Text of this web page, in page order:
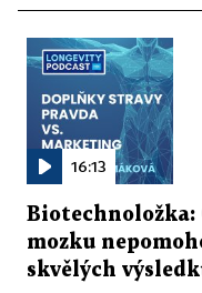
16:13
Biotechnoložka:
mozku
skvělých